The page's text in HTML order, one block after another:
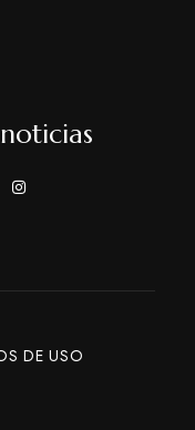
DE USO